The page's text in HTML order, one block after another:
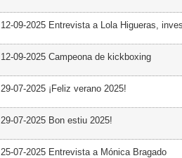
12-09-2025 Entrevista a Lola Higueras,
12-09-2025 Campeona de kickboxing
29-07-2025 ¡Feliz verano 2025!
29-07-2025 Bon estiu 2025!
25-07-2025 Entrevista a Mónica Bragado